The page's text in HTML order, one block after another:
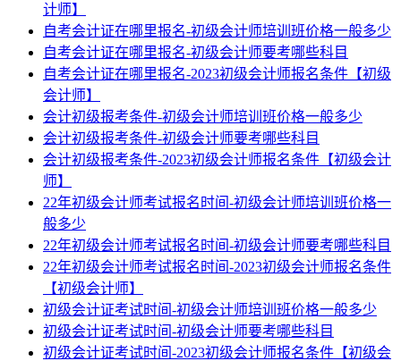
计师】
自考会计证在哪里报名-初级会计师培训班价格一般多少
自考会计证在哪里报名-初级会计师要考哪些科目
自考会计证在哪里报名-2023初级会计师报名条件【初级
会计师】
会计初级报考条件-初级会计师培训班价格一般多少
会计初级报考条件-初级会计师要考哪些科目
会计初级报考条件-2023初级会计师报名条件【初级会计
师】
22年初级会计师考试报名时间-初级会计师培训班价格一
般多少
22年初级会计师考试报名时间-初级会计师要考哪些科目
22年初级会计师考试报名时间-2023初级会计师报名条件
【初级会计师】
初级会计证考试时间-初级会计师培训班价格一般多少
初级会计证考试时间-初级会计师要考哪些科目
初级会计证考试时间-2023初级会计师报名条件【初级会